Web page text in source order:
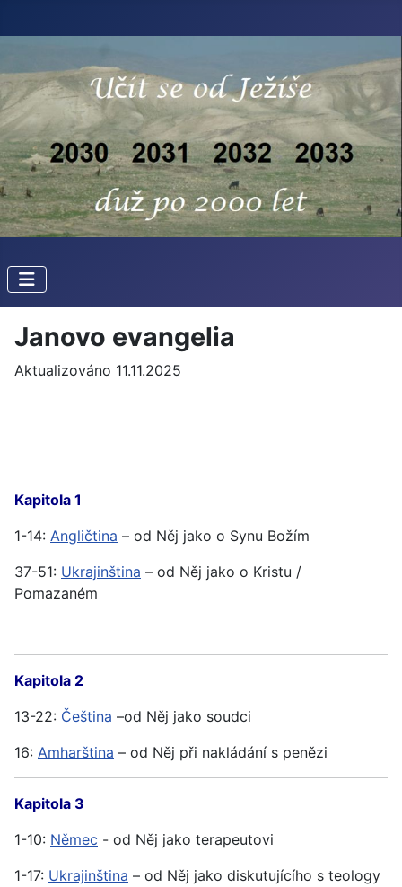
Janovo evangelia
Aktualizováno 11.11.2025
Kapitola 1
1-14: Angličtina – od Něj jako o Synu Božím
37-51: Ukrajinština – od Něj jako o Kristu /
Pomazaném
Kapitola 2
13-22: Čeština –od Něj jako soudci
16: Amharština – od Něj při nakládání s penězi
Kapitola 3
1-10: Němec - od Něj jako terapeutovi
1-17: Ukrajinština – od Něj jako diskutujícího s teology